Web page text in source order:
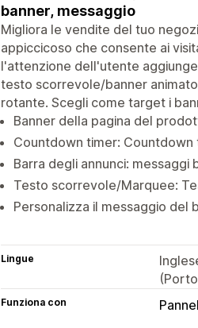
banner, messaggio
Migliora le vendite del tuo
appiccicoso che consente ai
l'attenzione dell'utente
testo scorrevole/banner
rotante. Scegli come target i
Banner della pagina del
Countdown timer:
Barra degli annunci:
Testo scorrevole/Marquee:
Personalizza il messaggio del
Lingue
Funziona con